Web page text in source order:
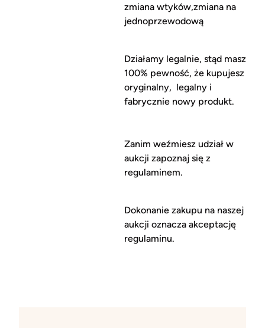
zmiana wtyków,zmiana na
jednoprzewodową
Działamy legalnie, stąd masz
100% pewność, że kupujesz
oryginalny, legalny i
fabrycznie nowy produkt.
Zanim weźmiesz udział w
aukcji zapoznaj się z
regulaminem.
Dokonanie zakupu na naszej
aukcji oznacza akceptację
regulaminu.